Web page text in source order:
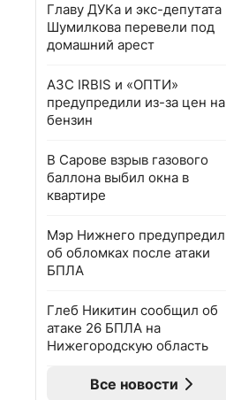
Главу ДУКа и экс-депутата
Шумилкова перевели под
домашний арест
АЗС IRBIS и «ОПТИ»
предупредили из-за цен на
бензин
В Сарове взрыв газового
баллона выбил окна в
квартире
Мэр Нижнего предупредил
об обломках после атаки
БПЛА
Глеб Никитин сообщил об
атаке 26 БПЛА на
Нижегородскую область
Все новости